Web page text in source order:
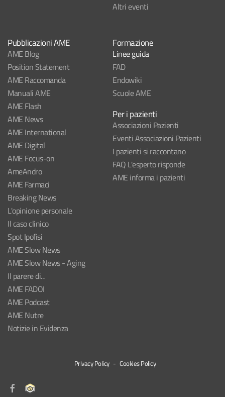
Altri eventi
Pubblicazioni AME
AME Blog
Position Statement
AME Raccomanda
Manuali AME
AME Flash
AME News
AME International
AME Digital
AME Focus-on
AmeAndro
AME Farmaci
Breaking News
L'opinione personale
Il caso clinico
Spot Ipofisi
AME Slow News
AME Slow News - Aging
Il parere di...
AME FADOI
AME Podcast
AME Nutre
Notizie in Evidenza
Formazione
Linee guida
FAD
Endowiki
Scuole AME
Per i pazienti
Associazioni Pazienti
Eventi Associazioni Pazienti
I pazienti si raccontano
FAQ L'esperto risponde
AME informa i pazienti
Privacy Policy-Cookies Policy